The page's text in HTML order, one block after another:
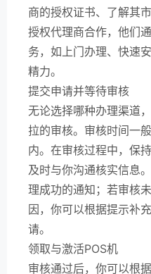
商的授权证书、了解其
授权代理商合作，他们
务，如上门办理、快速
精力。
提交申请并等待审核
无论选择哪种办理渠道
拉的审核。审核时间一
内。在审核过程中，保
及时与你沟通核实信息
理成功的通知；若审核
因，你可以根据提示补
请。
领取与激活POS机
审核通过后，你可以根